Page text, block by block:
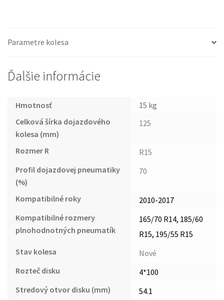
Parametre kolesa
Ďalšie informácie
Hmotnosť
15 kg
Celková šírka dojazdového
kolesa (mm)
125
Rozmer R
R15
Profil dojazdovej pneumatiky
(%)
70
Kompatibilné roky
2010-2017
Kompatibilné rozmery
plnohodnotných pneumatík
165/70 R14, 185/60
R15, 195/55 R15
Stav kolesa
Nové
Rozteč disku
4*100
Stredový otvor disku (mm)
54.1